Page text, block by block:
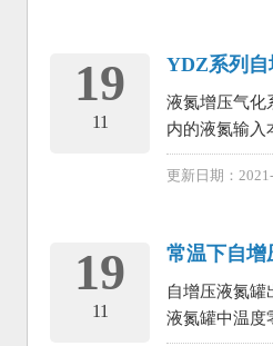
19
11
YDZ系列自
液氮增压气化
内的液氮输入
更新日期：
19
11
常温下自增
自增压液氮
液氮罐中温度